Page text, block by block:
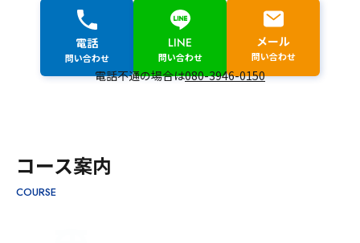
電話
問い合わせ
LINE
問い合わせ
メール
問い合わせ
電話不通の場合は080-3946-0150
コース案内
COURSE